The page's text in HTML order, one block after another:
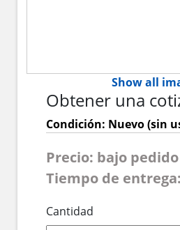
Show all
Obtener una
Condición: Nuevo (sin
Precio: bajo pedido
Tiempo de
Cantidad